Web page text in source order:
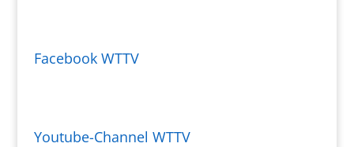
Facebook WTTV
Youtube-Channel WTTV